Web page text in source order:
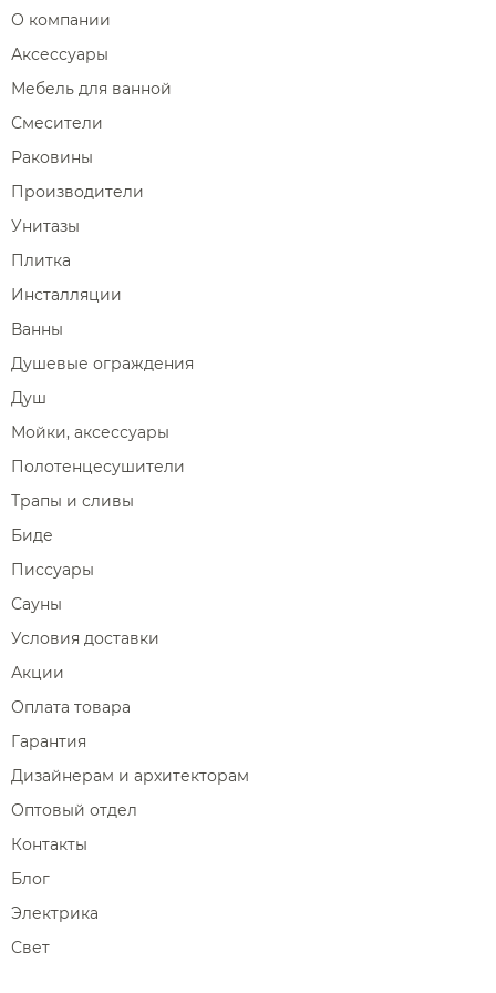
О компании
Аксессуары
Мебель для ванной
Смесители
Раковины
Производители
Унитазы
Плитка
Инсталляции
Ванны
Душевые ограждения
Душ
Мойки, аксессуары
Полотенцесушители
Трапы и сливы
Биде
Писсуары
Сауны
Условия доставки
Акции
Оплата товара
Гарантия
Дизайнерам и архитекторам
Оптовый отдел
Контакты
Блог
Электрика
Свет